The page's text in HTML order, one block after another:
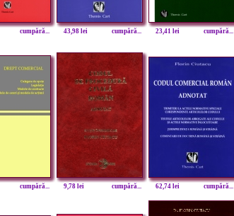
cumpără... 43,98 lei cumpără... 23,41 lei cumpără...
cumpără... 9,78 lei cumpără... 62,74 lei cumpără...